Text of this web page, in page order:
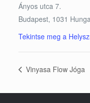
Ányos utca 7.
Budapest, 1031
Tekintse meg a
Vinyasa Flow Jóga